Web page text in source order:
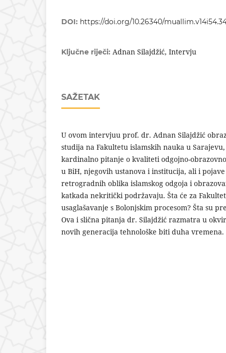
DOI: https://doi.org/10.26340/
Ključne riječi: Adnan Silajdžić, Intervju
SAŽETAK
U ovom intervjuu prof. dr. Adnan Silajdžić
studija na Fakultetu islamskih nauka u
kardinalno pitanje o kvaliteti odgojno-
u BiH, njegovih ustanova i institucija, ali i
retrogradnih oblika islamskog odgoja i
katkada nekritički podržavaju. Šta će za
usaglašavanje s Bolonjskim procesom? Šta su
Ova i slična pitanja dr. Silajdžić razmatra u
novih generacija tehnološke biti duha vremena.